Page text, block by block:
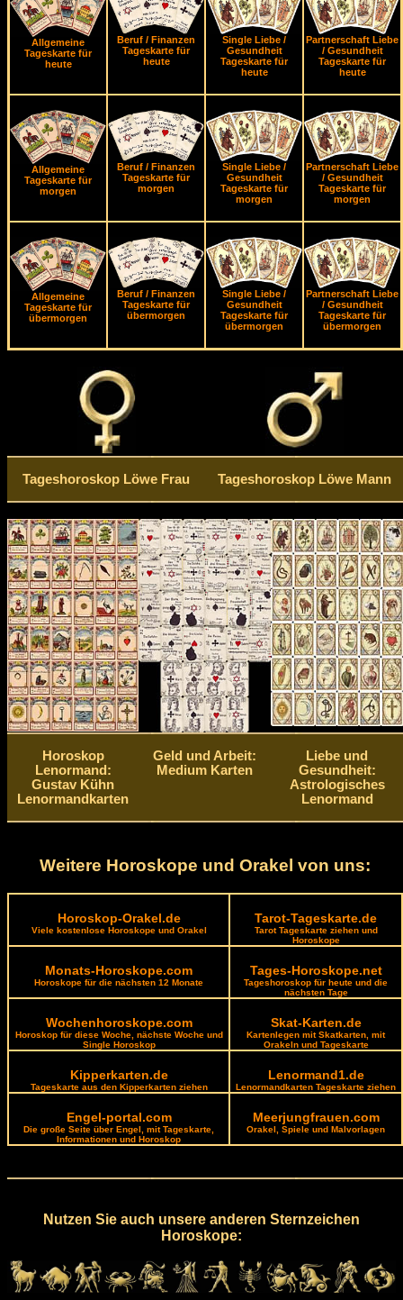
Allgemeine
Tageskarte für
heute
Beruf / Finanzen
Tageskarte für
heute
Single Liebe /
Gesundheit
Tageskarte für
heute
Partnerschaft Liebe
/ Gesundheit
Tageskarte für
heute
Allgemeine
Tageskarte für
morgen
Beruf / Finanzen
Tageskarte für
morgen
Single Liebe /
Gesundheit
Tageskarte für
morgen
Partnerschaft Liebe
/ Gesundheit
Tageskarte für
morgen
Allgemeine
Tageskarte für
übermorgen
Beruf / Finanzen
Tageskarte für
übermorgen
Single Liebe /
Gesundheit
Tageskarte für
übermorgen
Partnerschaft Liebe
/ Gesundheit
Tageskarte für
übermorgen
Tageshoroskop Löwe Frau Tageshoroskop Löwe Mann
Horoskop
Lenormand:
Gustav Kühn
Lenormandkarten
Geld und Arbeit:
Medium Karten
Liebe und
Gesundheit:
Astrologisches
Lenormand
Weitere Horoskope und Orakel von uns:
Horoskop-Orakel.de
Viele kostenlose Horoskope und Orakel
Tarot-Tageskarte.de
Tarot Tageskarte ziehen und
Horoskope
Monats-Horoskope.com
Horoskope für die nächsten 12 Monate
Tages-Horoskope.net
Tageshoroskop für heute und die
nächsten Tage
Wochenhoroskope.com
Horoskop für diese Woche, nächste Woche und
Single Horoskop
Skat-Karten.de
Kartenlegen mit Skatkarten, mit
Orakeln und Tageskarte
Kipperkarten.de
Tageskarte aus den Kipperkarten ziehen
Lenormand1.de
Lenormandkarten Tageskarte ziehen
Engel-portal.com
Die große Seite über Engel, mit Tageskarte,
Informationen und Horoskop
Meerjungfrauen.com
Orakel, Spiele und Malvorlagen
Nutzen Sie auch unsere anderen Sternzeichen
Horoskope: